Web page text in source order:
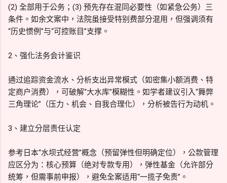
(2) 全部用于公务；(3) 预先存在混同必要性（如紧急公务）三
条件。如余文案中，法院虽接受特别费部分混用，但强调须有
“历史惯例”与“可控账目”支撑。
2、强化法务会计鉴识
通过追踪资金流水、分析支出异常模式（如密集小额消费、特
定商户消费），可破解“大水库”模糊性。如学者建议引入“舞弊
三角理论”（压力、机会、自我合理化），分析被告行为动机。
3、建立分层责任认定
参考日本“水坝式经营”概念（预留弹性但明确定位），公款管理
应区分为：核心预算（绝对专款专用），弹性基金（允许部分
统筹，但需事前申报），避免全案适用“一揽子免责”。